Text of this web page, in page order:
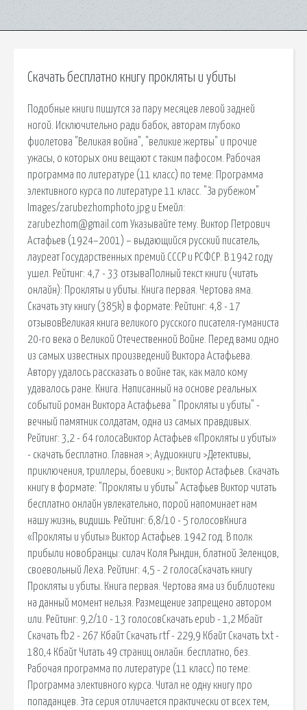
Скачать бесплатно книгу прокляты и убиты
Подобные книги пишутся за пару месяцев левой задней
ногой. Исключительно ради бабок, авторам глубоко
фиолетова "Великая война", "великие жертвы" и прочие
ужасы, о которых они вещают с таким пафосом. Рабочая
программа по литературе (11 класс) по теме: Программа
элективного курса по литературе 11 класс. "За рубежом"
Images/zarubezhomphoto.jpg и Емейл:
zarubezhom@gmail.com Указывайте тему. Виктор Петрович
Астафьев (1924–2001) – выдающийся русский писатель,
лауреат Государственных премий СССР и РСФСР. В 1942 году
ушел. Рейтинг: 4,7 - 33 отзываПолный текст книги (читать
онлайн): Прокляты и убиты. Книга первая. Чертова яма.
Скачать эту книгу (385k) в формате: Рейтинг: 4,8 - 17
отзывовВеликая книга великого русского писателя-гуманиста
20-го века о Великой Отечественной Войне. Перед вами одно
из самых известных произведений Виктора Астафьева.
Автору удалось рассказать о войне так, как мало кому
удавалось ране. Книга. Написанный на основе реальных
событий роман Виктора Астафьева " Прокляты и убиты" -
вечный памятник солдатам, одна из самых правдивых.
Рейтинг: 3,2 - 64 голосаВиктор Астафьев «Прокляты и убиты»
- скачать бесплатно. Главная >; Аудиокниги >Детективы,
приключения, триллеры, боевики >; Виктор Астафьев. Скачать
книгу в формате: "Прокляты и убиты" Астафьев Виктор читать
бесплатно онлайн увлекательно, порой напоминает нам
нашу жизнь, видишь. Рейтинг: 6,8/10 - 5 голосовКнига
«Прокляты и убиты» Виктор Астафьев. 1942 год. В полк
прибыли новобранцы: силач Коля Рындин, блатной Зеленцов,
своевольный Леха. Рейтинг: 4,5 - 2 голосаСкачать книгу
Прокляты и убиты. Книга первая. Чертова яма из библиотеки
на данный момент нельзя. Размещение запрещено автором
или. Рейтинг: 9,2/10 - 13 голосовCкачать epub - 1,2 Мбайт
Cкачать fb2 - 267 Кбайт Cкачать rtf - 229,9 Кбайт Cкачать txt -
180,4 Кбайт Читать 49 страниц онлайн. бесплатно, без.
Рабочая программа по литературе (11 класс) по теме:
Программа элективного курса. Читал не одну книгу про
попаданцев. Эта серия отличается практически от всех тем,